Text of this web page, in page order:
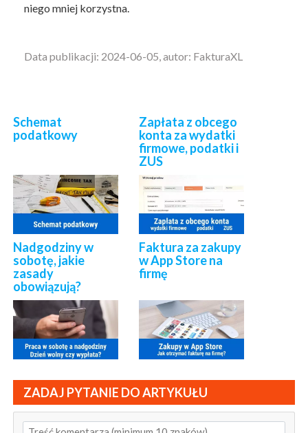
niego mniej korzystna.
Data publikacji: 2024-06-05, autor: FakturaXL
Schemat
podatkowy
Zapłata z obcego
konta za wydatki
firmowe, podatki i
ZUS
Nadgodziny w
sobotę, jakie
zasady
obowiązują?
Faktura za zakupy
w App Store na
firmę
ZADAJ PYTANIE DO ARTYKUŁU